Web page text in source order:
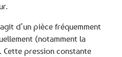
d’un pièce fréquemment
(notamment la
pression constante